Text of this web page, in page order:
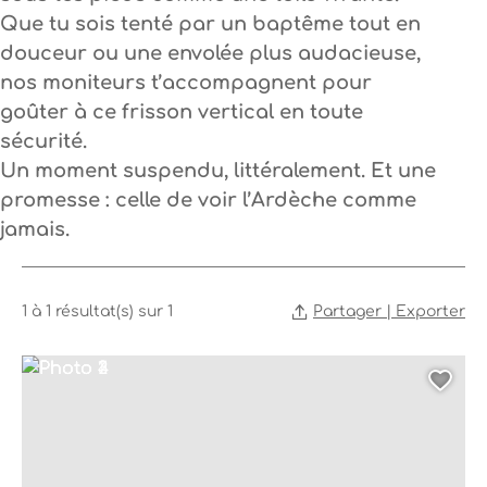
Que tu sois tenté par un baptême tout en
douceur ou une envolée plus audacieuse,
nos moniteurs t’accompagnent pour
goûter à ce frisson vertical en toute
sécurité.
Un moment suspendu, littéralement. Et une
promesse : celle de voir l’Ardèche comme
jamais.
1 à 1 résultat(s) sur 1 Partager | Exporter
Photo 1, © Taranis parapente
Photo 2, © Taranis parapente
Photo 3, © Taranis parapente
Photo 4, © Taranis parapente